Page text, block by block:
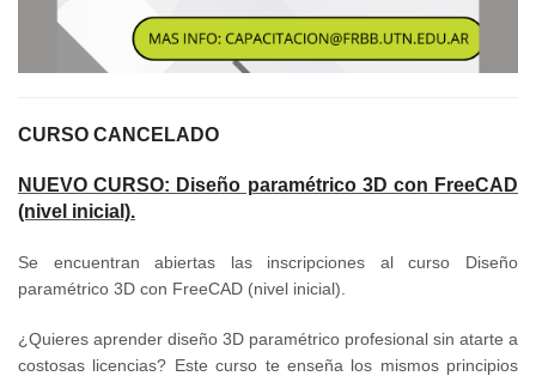
CURSO CANCELADO
NUEVO CURSO: Diseño paramétrico 3D con FreeCAD
(nivel inicial).
Se encuentran abiertas las inscripciones al curso Diseño
paramétrico 3D con FreeCAD (nivel inicial).
¿Quieres aprender diseño 3D paramétrico profesional sin atarte a
costosas licencias? Este curso te enseña los mismos principios